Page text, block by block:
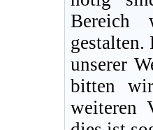
Bereich
gestalten.
unserer
bitten
weiteren